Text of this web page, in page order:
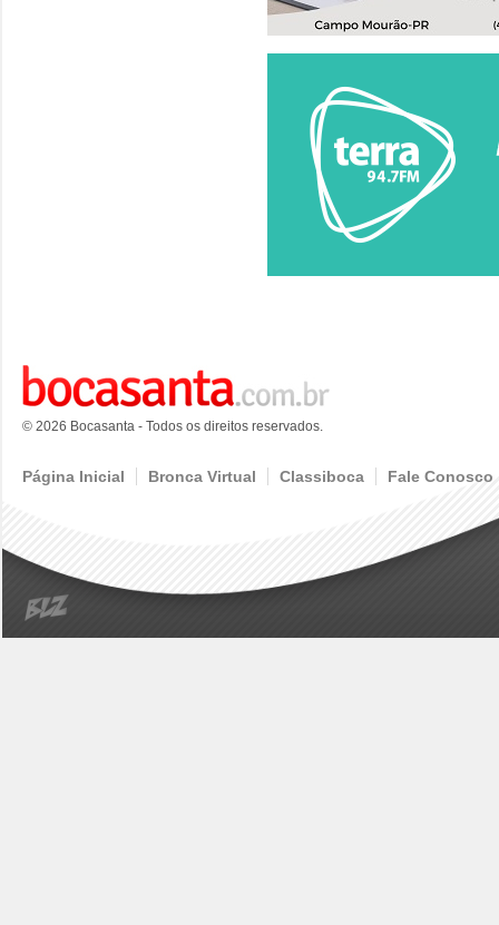
© 2026 Bocasanta - Todos os direitos reservados.
Página Inicial Bronca Virtual Classiboca Fale Conosco